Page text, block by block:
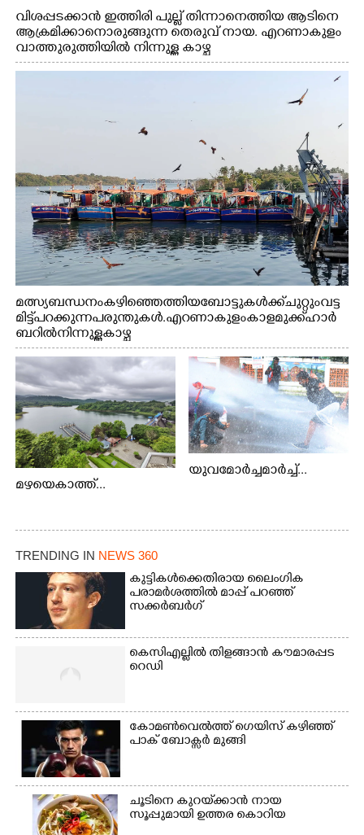
വിശപ്പടക്കാൻ ഇത്തിരി പുല്ല് തിന്നാനെത്തിയ ആടിനെ
ആക്രമിക്കാനൊരുങ്ങുന്ന തെരുവ് നായ. എറണാകുളം
വാത്തുരുത്തിയിൽ നിന്നുള്ള കാഴ്ച
മത്സ്യബന്ധനം കഴിഞ്ഞെത്തിയ ബോട്ടുകൾക്ക് ചുറ്റും വട്ട
മിട്ട് പറക്കുന്ന പരുന്തുകൾ. എറണാകുളം കാളമുക്ക് ഹാർ
ബറിൽ നിന്നുള്ള കാഴ്ച
മഴയെകാത്ത്...
യുവമോർച്ചമാർച്ച്...
TRENDING IN NEWS 360
കുട്ടികൾക്കെതിരായ ലൈംഗിക
പരാമർശത്തിൽ മാപ്പ് പറഞ്ഞ്
സക്കർബർഗ്
കെസിഎല്ലിൽ തിളങ്ങാൻ കൗമാരപ്പട
റെഡി
കോമൺവെൽത്ത് ഗെയിസ് കഴിഞ്ഞ്
പാക് ബോക്സർ മുങ്ങി
ചൂടിനെ കുറയ്‌ക്കാൻ നായ
സൂപ്പുമായി ഉത്തര കൊറിയ